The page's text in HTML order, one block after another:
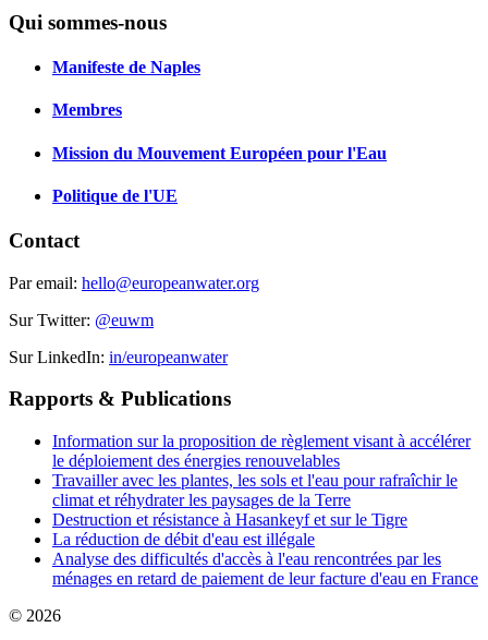
Qui sommes-nous
Manifeste de Naples
Membres
Mission du Mouvement Européen pour l'Eau
Politique de l'UE
Contact
Par email: hello@europeanwater.org
Sur Twitter: @euwm
Sur LinkedIn: in/europeanwater
Rapports & Publications
Information sur la proposition de règlement visant à accélérer
le déploiement des énergies renouvelables
Travailler avec les plantes, les sols et l'eau pour rafraîchir le
climat et réhydrater les paysages de la Terre
Destruction et résistance à Hasankeyf et sur le Tigre
La réduction de débit d'eau est illégale
Analyse des difficultés d'accès à l'eau rencontrées par les
ménages en retard de paiement de leur facture d'eau en France
© 2026